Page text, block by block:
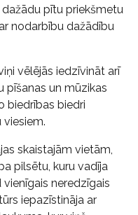
pītu priekšmetu
nodarbību dažādību
vēlējās iedzīvināt arī
pīšanas un mūzikas
biedrības biedri
skaistajām vietām,
pilsētu, kuru vadīja
neredzīgais
iepazīstināja ar